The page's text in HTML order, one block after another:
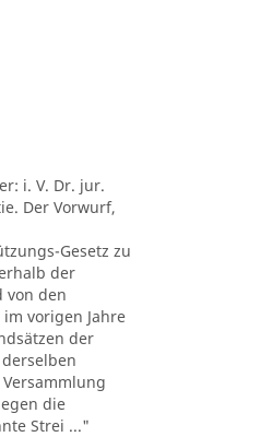
i. V. Dr. jur.
Der Vorwurf,
Gesetz zu
der
von den
vorigen Jahre
der
die
Strei ..."